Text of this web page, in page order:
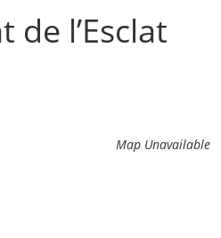
de l’Esclat
Map Unavailable